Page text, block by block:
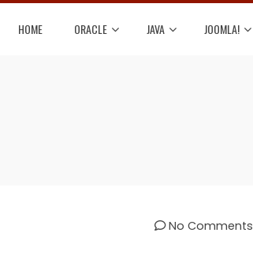
HOME ORACLE JAVA JOOMLA!
No Comments